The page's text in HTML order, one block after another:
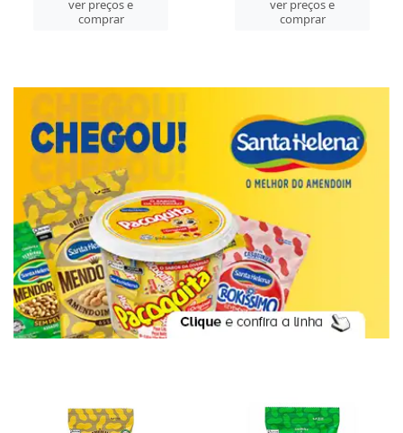
ver preços e
comprar
ver preços e
comprar